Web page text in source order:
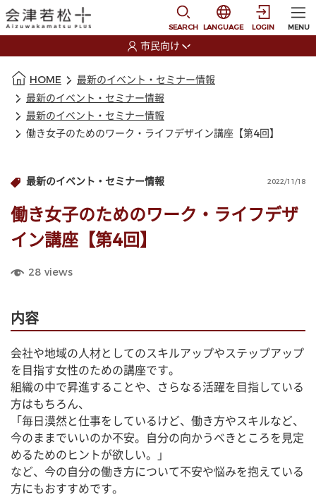
SEARCH
選択すると言語の切
LANGUAGE LOGIN MENU
市民向け
HOME
最新のイベント・セミナー情報
最新のイベント・セミナー情報
最新のイベント・セミナー情報
働き女子のためのワーク・ライフデザイン講座【第4回】
最新のイベント・セミナー情報 2022/11/18
働き女子のためのワーク・ライフデザ
イン講座【第4回】
28 views
内容
会社や地域の人材としてのスキルアップやステップアップ
を目指す女性のための講座です。
組織の中で昇進することや、さらなる活躍を目指している
方はもちろん、
「毎日漠然と仕事をしているけど、働き方やスキルなど、
今のままでいいのか不安。自分の向かうべきところを見定
めるためのヒントが欲しい。」
など、今の自分の働き方について不安や悩みを抱えている
方にもおすすめです。